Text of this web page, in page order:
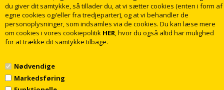
du giver dit samtykke, så tillader du, at vi sætter cookies (enten i form af
egne cookies og/eller fra tredjeparter), og at vi behandler de
personoplysninger, som indsamles via de cookies. Du kan læse mere
om cookies i vores cookiepolitik HER, hvor du også altid har mulighed
for at trække dit samtykke tilbage.
Nødvendige
Markedsføring